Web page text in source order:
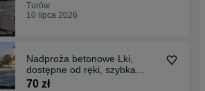
Turów
10 lipca 2026
Nadproża betonowe Lki,
dostępne od ręki, szybka
dostawa
70 zł